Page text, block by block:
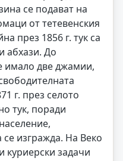
се подават на
от тетевенския
през 1856 г. тук са
абхази. До
имало две джамии,
г. през селото
тук, поради
изгражда. На Веко
куриерски задачи